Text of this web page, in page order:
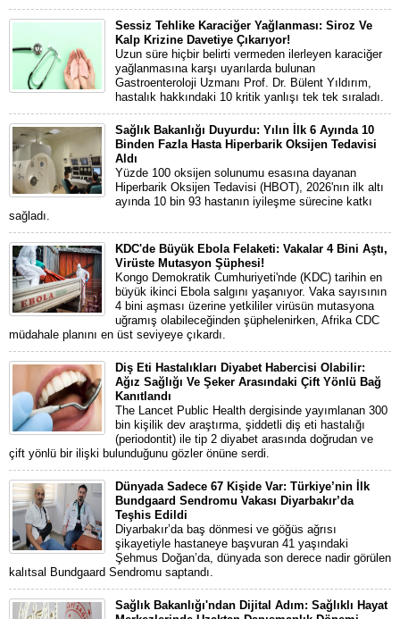
Sessiz Tehlike Karaciğer Yağlanması: Siroz Ve
Kalp Krizine Davetiye Çıkarıyor!
Uzun süre hiçbir belirti vermeden ilerleyen karaciğer
yağlanmasına karşı uyarılarda bulunan
Gastroenteroloji Uzmanı Prof. Dr. Bülent Yıldırım,
hastalık hakkındaki 10 kritik yanlışı tek tek sıraladı.
Sağlık Bakanlığı Duyurdu: Yılın İlk 6 Ayında 10
Binden Fazla Hasta Hiperbarik Oksijen Tedavisi
Aldı
Yüzde 100 oksijen solunumu esasına dayanan
Hiperbarik Oksijen Tedavisi (HBOT), 2026'nın ilk altı
ayında 10 bin 93 hastanın iyileşme sürecine katkı
sağladı.
KDC'de Büyük Ebola Felaketi: Vakalar 4 Bini Aştı,
Virüste Mutasyon Şüphesi!
Kongo Demokratik Cumhuriyeti'nde (KDC) tarihin en
büyük ikinci Ebola salgını yaşanıyor. Vaka sayısının
4 bini aşması üzerine yetkililer virüsün mutasyona
uğramış olabileceğinden şüphelenirken, Afrika CDC
müdahale planını en üst seviyeye çıkardı.
Diş Eti Hastalıkları Diyabet Habercisi Olabilir:
Ağız Sağlığı Ve Şeker Arasındaki Çift Yönlü Bağ
Kanıtlandı
The Lancet Public Health dergisinde yayımlanan 300
bin kişilik dev araştırma, şiddetli diş eti hastalığı
(periodontit) ile tip 2 diyabet arasında doğrudan ve
çift yönlü bir ilişki bulunduğunu gözler önüne serdi.
Dünyada Sadece 67 Kişide Var: Türkiye’nin İlk
Bundgaard Sendromu Vakası Diyarbakır’da
Teşhis Edildi
Diyarbakır’da baş dönmesi ve göğüs ağrısı
şikayetiyle hastaneye başvuran 41 yaşındaki
Şehmus Doğan’da, dünyada son derece nadir görülen
kalıtsal Bundgaard Sendromu saptandı.
Sağlık Bakanlığı'ndan Dijital Adım: Sağlıklı Hayat